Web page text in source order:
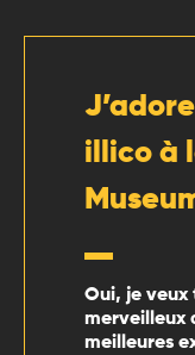
illico à
Oui, je veux
merveilleux
meilleures